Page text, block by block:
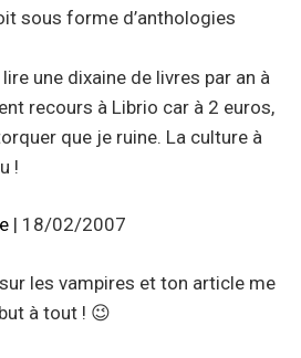
sous forme d’anthologies
une dixaine de livres par an à
recours à Librio car à 2 euros,
que je ruine. La culture à
!
| 18/02/2007
les vampires et ton article me
à tout ! 😉